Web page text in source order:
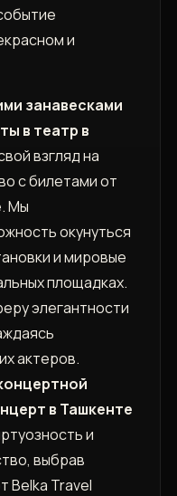
и
занавесками
в театр в
взгляд на
с билетами от
Мы
окунуться
и мировые
площадках.
элегантности
актеров.
в Ташкенте
и
выбрав
Belka Travel